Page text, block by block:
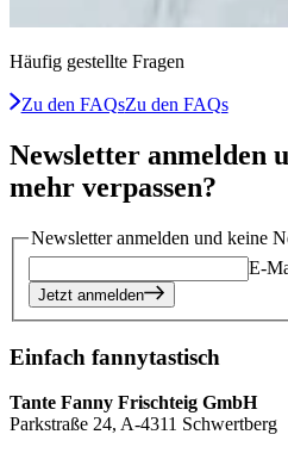
Häufig gestellte Fragen
Zu den FAQsZu den FAQs
Newsletter anmelden
mehr verpassen?
Newsletter anmelden und keine
E-
Jetzt anmelden
Einfach fannytastisch
Tante Fanny Frischteig GmbH
Parkstraße 24, A-4311 Schwertberg